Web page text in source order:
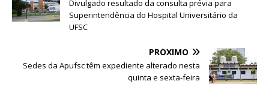
Divulgado resultado da consulta prévia para
Superintendência do Hospital Universitário da
UFSC
PRÓXIMO
Sedes da Apufsc têm expediente alterado nesta
quinta e sexta-feira